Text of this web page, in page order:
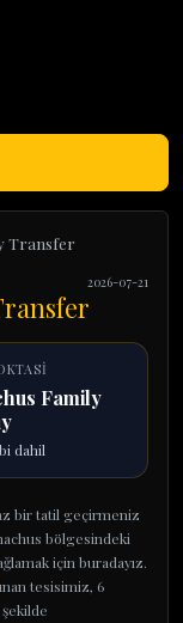
Transfer
2026-07-21
Family
dahil
bir tatil geçirmeniz
bölgesindeki
için buradayız.
tesisimiz, 6
şekilde